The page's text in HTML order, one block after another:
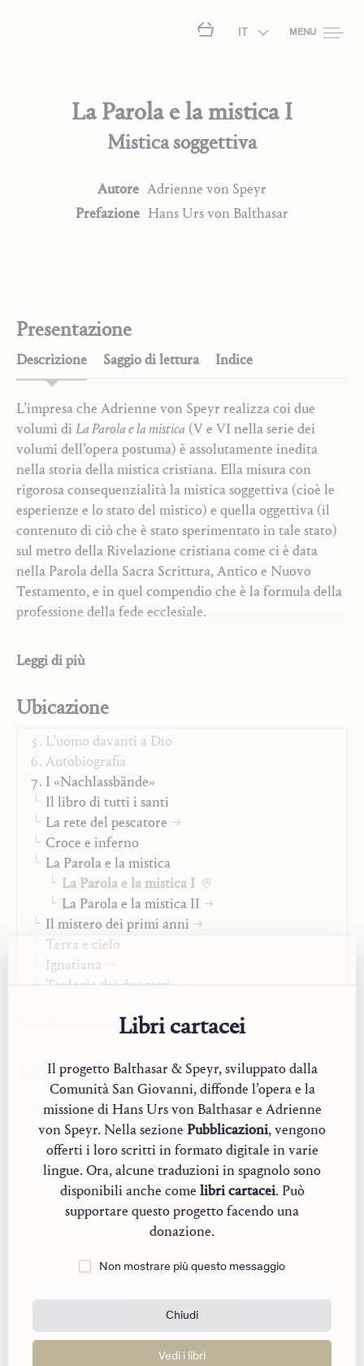
IT MENU
La Parola e la mistica I
Mistica soggettiva
Autore Adrienne von Speyr
Prefazione Hans Ursvon Balthasar
Presentazione
Descrizione Saggio di lettura Indice
L’impresa che Adrienne von Speyr realizza coi due
volumi di La Parola e la mistica (V e VI nella serie dei
volumi dell’opera postuma) è assolutamente inedita
nella storia della mistica cristiana. Ella misura con
rigorosa consequenzialità la mistica soggettiva (cioè le
esperienze e lo stato del mistico) e quella oggettiva (il
contenuto di ciò che è stato sperimentato in tale stato)
sul metro della Rivelazione cristiana come ci è data
nella Parola della Sacra Scrittura, Antico e Nuovo
Testamento, e in quel compendio che è la formula della
professione della fede ecclesiale.
centralmente delle esperienze mistiche vetero e
un rilievo particolare ha l’origine tanto dei sacramenti
base, la seconda parte tratta della forma e dei criteri
della mistica cristiana. Un ultimo capitolo discute
alcune particolarità delle esperienze mistiche che sono
state concesse all’autrice stessa.
Per approfondire
Hans Urs von Balthasar,
Nachlassbände[Introduzione generale ai volumi
dell’opera postuma di Adrienne von Speyr], in A. Von
Speyr,Das Allerheiligenbuch I (Die Nachlasswerke 1),
Johannes Verlag, Einsiedeln, 1966, 7–32
Hans Urs von Balthasar,
Speyr
Leggi di più
Ubicazione
Commenti alla Scrittura
Preghiera e sacramenti
L’uomo davanti a Dio
Autobiografia
I «Nachlassbände»
Il libro di tutti i santi
La rete del pescatore
Croce e inferno
La Parola e la mistica
La Parola e la mistica I
La Parola e la mistica II
Il mistero dei primi anni
Terra e cielo
Ignatiana
Teologia dei due sessi
Vai alla mappa completa
Edizioni
Edizione inlingua originale
Das Wort und die Mystik I
Libri cartacei
Il progetto Balthasar & Speyr, sviluppato dalla
Comunità San Giovanni, diffonde l’opera e la
missione di Hans Urs von Balthasar e Adrienne
von Speyr. Nella sezione Pubblicazioni, vengono
offerti i loro scritti in formato digitale in varie
lingue. Ora, alcune traduzioni in spagnolo sono
disponibili anche come libri cartacei. Può
supportare questo progetto facendo una
donazione.
Non mostrare più questo messaggio
Chiudi
Vedi i libri